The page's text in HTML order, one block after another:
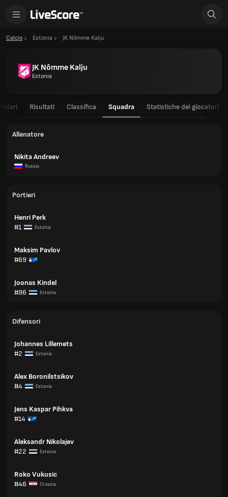
Calcio Estonia JK Nõmme Kalju
JK Nõmme Kalju
Estonia
Risultati Classifica Squadra Statistiche dei giocatori
Allenatore
Nikita Andreev
Russia
Portieri
Henri Perk
#1
Estonia
Maksim Pavlov
#69
Joonas Kindel
#96
Estonia
Difensori
Johannes Lillemets
#2
Estonia
Alex Boronilstsikov
#4
Estonia
Jens Kaspar Pihkva
#14
Aleksandr Nikolajev
#22
Estonia
Roko Vukusic
#46
Croazia